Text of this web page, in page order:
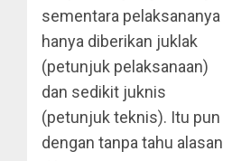
sementara pelaksananya
hanya diberikan juklak
(petunjuk pelaksanaan)
dan sedikit juknis
(petunjuk teknis). Itu pun
dengan tanpa tahu alasan